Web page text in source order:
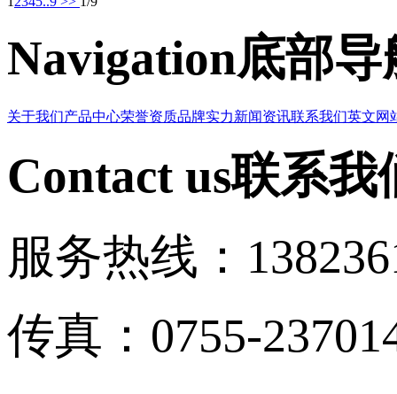
Navigation底部导
关于我们产品中心荣誉资质品牌实力新闻资讯联系我们英文网
Contact us联系我
服务热线：
传真：0755-